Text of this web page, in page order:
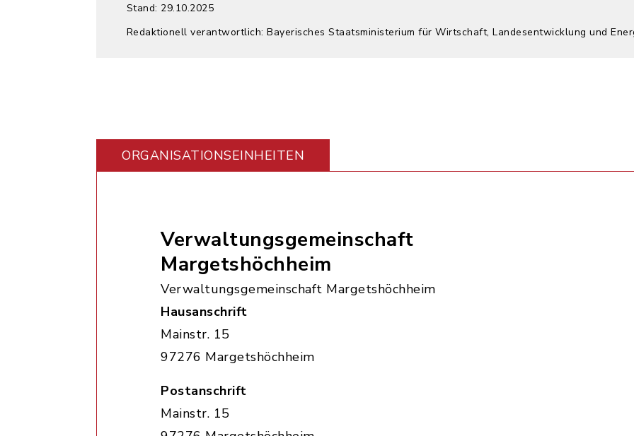
Stand: 29.10.2025
Redaktionell verantwortlich: Bayerisches Staatsministerium für Wirtschaft, Landesentwicklung und
ORGANISATIONS­EINHEITEN
Verwaltungsgemeinschaft
Margetshöchheim
Verwaltungsgemeinschaft Margetshöchheim
Hausanschrift
Mainstr. 15
97276 Margetshöchheim
Postanschrift
Mainstr. 15